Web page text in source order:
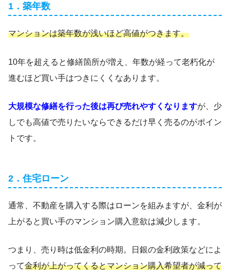
1．築年数
マンションは築年数が浅いほど高値がつきます。
10年を超えると修繕箇所が増え、年数が経って老朽化が
進むほど買い手はつきにくくなあります。
大規模な修繕を行った後は再び売れやすくなりますが、少
しでも高値で売りたいならできるだけ早く売るのがポイン
トです。
2．住宅ローン
通常、不動産を購入する際はローンを組みますが、金利が
上がると買い手のマンション購入意欲は減少します。
つまり、売り時は低金利の時期。日銀の金利政策などによ
って金利が上がってくるとマンション購入希望者が減って